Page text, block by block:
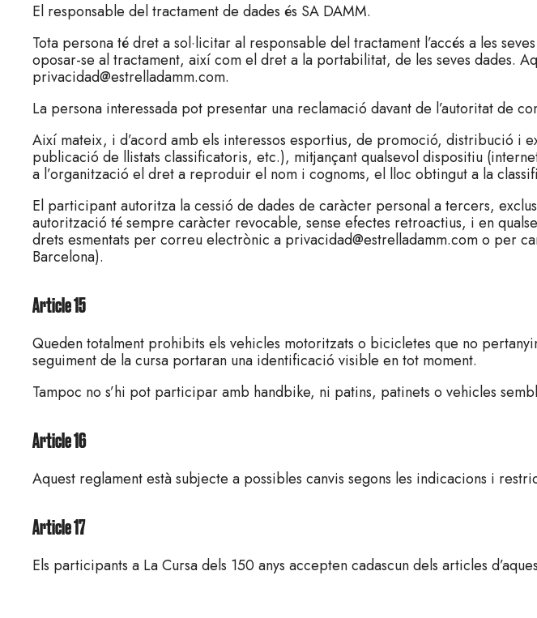
El responsable del tractament de dades és SA DAMM.
Tota persona té dret a sol·licitar al responsable del tractament l’accés a les
oposar-se al tractament, així com el dret a la portabilitat, de les seves dades.
privacidad@estrelladamm.com.
La persona interessada pot presentar una reclamació davant de l’autoritat de
Així mateix, i d’acord amb els interessos esportius, de promoció, distribució i
publicació de llistats classificatoris, etc.), mitjançant qualsevol dispositiu
a l’organització el dret a reproduir el nom i cognoms, el lloc obtingut a la
El participant autoritza la cessió de dades de caràcter personal a tercers,
autorització té sempre caràcter revocable, sense efectes retroactius, i en
drets esmentats per correu electrònic a privacidad@estrelladamm.com o per
Barcelona).
Article 15
Queden totalment prohibits els vehicles motoritzats o bicicletes que no
seguiment de la cursa portaran una identificació visible en tot moment.
Tampoc no s’hi pot participar amb handbike, ni patins, patinets o vehicles
Article 16
Aquest reglament està subjecte a possibles canvis segons les indicacions i
Article 17
Els participants a La Cursa dels 150 anys accepten cadascun dels articles